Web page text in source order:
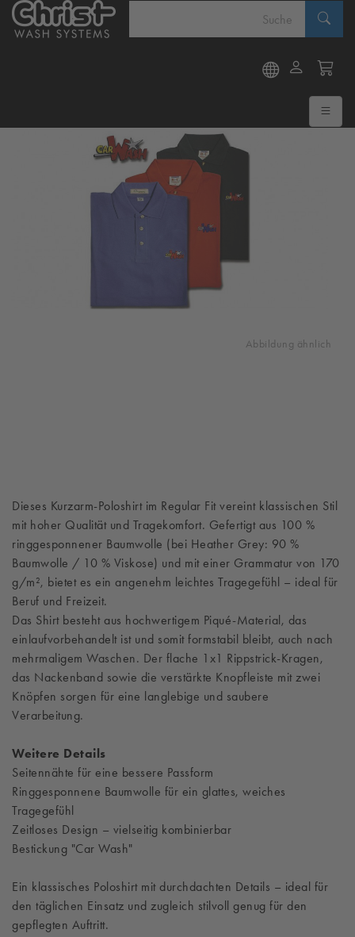
Abbildung ähnlich
Dieses Kurzarm-Poloshirt im Regular Fit vereint klassischen Stil
mit hoher Qualität und Tragekomfort. Gefertigt aus 100 %
ringgesponnener Baumwolle (bei Heather Grey: 90 %
Baumwolle / 10 % Viskose) und mit einer Grammatur von 170
g/m², bietet es ein angenehm leichtes Tragegefühl – ideal für
Beruf und Freizeit.
Das Shirt besteht aus hochwertigem Piqué-Material, das
einlaufvorbehandelt ist und somit formstabil bleibt, auch nach
mehrmaligem Waschen. Der flache 1x1 Rippstrick-Kragen,
das Nackenband sowie die verstärkte Knopfleiste mit zwei
Knöpfen sorgen für eine langlebige und saubere
Verarbeitung.
Weitere Details
Seitennähte für eine bessere Passform
Ringgesponnene Baumwolle für ein glattes, weiches
Tragegefühl
Zeitloses Design – vielseitig kombinierbar
Bestickung "Car Wash"
Ein klassisches Poloshirt mit durchdachten Details – ideal für
den täglichen Einsatz und zugleich stilvoll genug für den
gepflegten Auftritt.